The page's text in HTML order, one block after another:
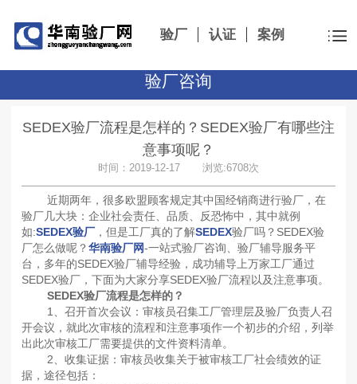
验厂 认证 案例
验厂咨询
SEDEX验厂流程是怎样的？SEDEX验厂有哪些注
意事项呢？
时间：2019-12-17 浏览:6708次
近期两年，很多欧盟顾客规定其中国经销商进行验厂，在
验厂几大块：企业社会责任、品质、反恐怖中，其中就例
如:SEDEX验厂 ，但是工厂真的了解SEDEX验厂吗？SEDEX验
厂怎么做呢？华南验厂网-一站式验厂咨询、验厂辅导服务平
台，多年的SEDEX验厂辅导经验，成功辅导上万家工厂通过
SEDEX验厂，下面为大家分享SEDEX验厂流程以及注意事项。
SEDEX验厂流程是怎样的？
1、召开首次会议：审核员召集工厂管理层及验厂负责人召
开会议，就此次审核的流程和注意事项作一个初步的介绍，列举
出此次审核工厂需要提供的文件资料清单。
2、收集证据：审核员收集关于被审核工厂社会绩效的证
据，途径包括：